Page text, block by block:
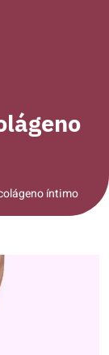
íntimo